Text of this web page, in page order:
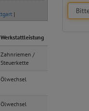
|
Werkstattleistung
Zahnriemen /
Steuerkette
Ölwechsel
Ölwechsel